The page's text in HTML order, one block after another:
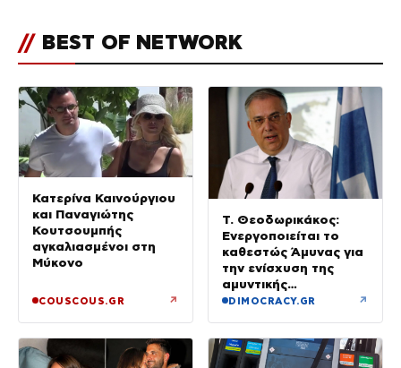
// BEST OF NETWORK
Κατερίνα Καινούργιου
και Παναγιώτης
Κουτσουμπής
αγκαλιασμένοι στη
Μύκονο
COUSCOUS.GR ↗
Τ. Θεοδωρικάκος:
Ενεργοποιείται το
καθεστώς Άμυνας για
την ενίσχυση της
αμυντικής
βιομηχανίας
DIMOCRACY.GR ↗